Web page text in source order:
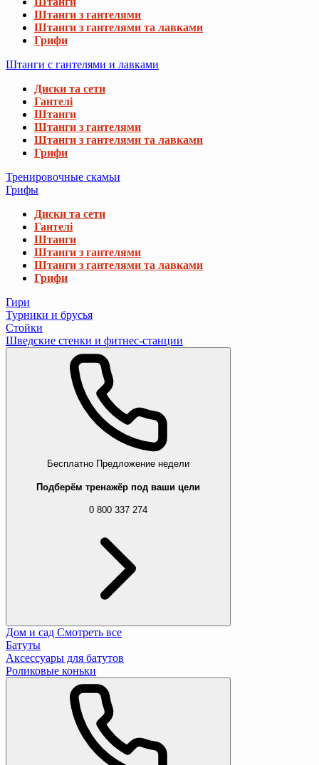
Штанги з гантелями
Штанги з гантелями та лавками
Грифи
Штанги с гантелями и лавками
Диски та сети
Гантелі
Штанги
Штанги з гантелями
Штанги з гантелями та лавками
Грифи
Тренировочные скамьи
Грифы
Диски та сети
Гантелі
Штанги
Штанги з гантелями
Штанги з гантелями та лавками
Грифи
Гири
Турники и брусья
Стойки
Шведские стенки и фитнес-станции
Бесплатно Предложение недели
Подберём тренажёр под ваши цели
0 800 337 274
Дом и сад Смотреть все
Батуты
Аксессуары для батутов
Роликовые коньки